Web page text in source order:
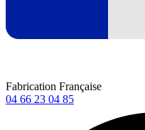
Fabrication Française
04 66 23 04 85